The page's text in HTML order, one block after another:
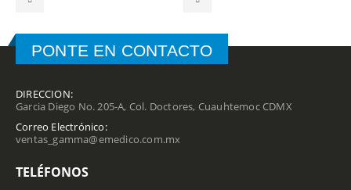
PONTE EN CONTACTO
DIRECCION:
Garcia Diego No. 205-A, Col. Doctores, Cuauhtemoc CDMX
Correo Electrónico:
ventas_gamma@emedico.com.mx
TELÉFONOS